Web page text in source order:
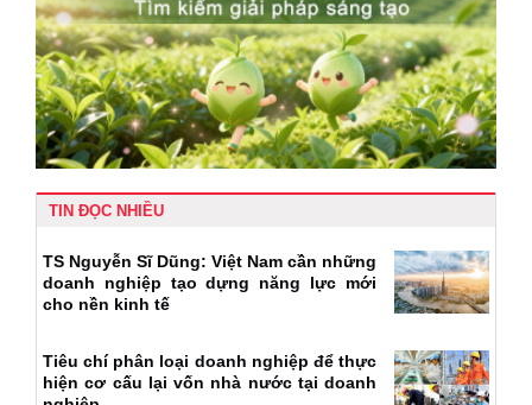
TIN ĐỌC NHIỀU
TS Nguyễn Sĩ Dũng: Việt Nam cần những
doanh nghiệp tạo dựng năng lực mới
cho nền kinh tế
Tiêu chí phân loại doanh nghiệp để thực
hiện cơ cấu lại vốn nhà nước tại doanh